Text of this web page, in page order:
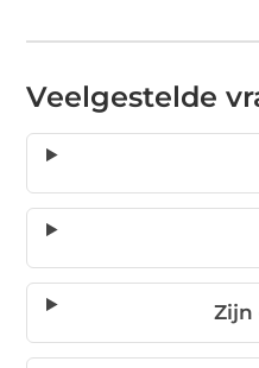
Veelgestelde
Zijn